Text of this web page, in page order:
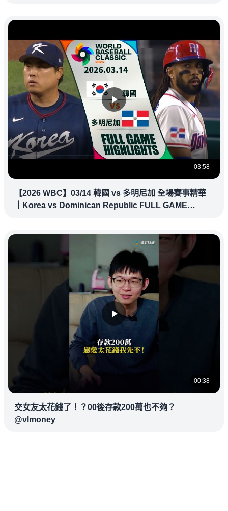
03:58
【2026 WBC】03/14 韓國 vs 多明尼加 全場賽事精華
｜Korea vs Dominican Republic FULL GAME
00:38
交女友太花錢了！？00後存款200萬也不夠？
@vlmoney